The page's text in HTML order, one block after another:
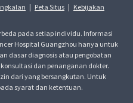
| Peta Situs | Kebijakan
pada setiap individu. Informasi
Hospital Guangzhou hanya untuk
dasar diagnosis atau pengobatan
dan penanganan dokter.
dari yang bersangkutan. Untuk
syarat dan ketentuan.